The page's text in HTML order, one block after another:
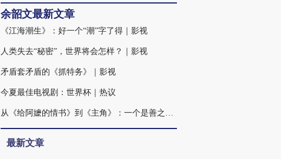
余韶文最新文章
《江海潮生》：好一个“潮”字了得｜影视
人类失去“秘密”，世界将会怎样？｜影视
矛盾套矛盾的《抓特务》｜影视
今夏最佳电视剧：世界杯｜热议
从《给阿嬷的情书》到《主角》：一个是善之果，一个是恶之花｜影视
最新文章